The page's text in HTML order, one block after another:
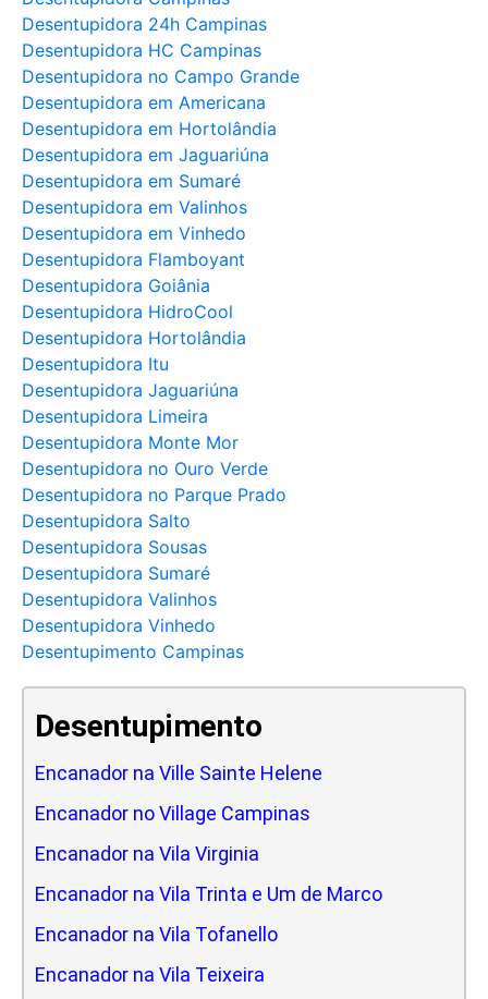
Desentupidora 24h Campinas
Desentupidora HC Campinas
Desentupidora no Campo Grande
Desentupidora em Americana
Desentupidora em Hortolândia
Desentupidora em Jaguariúna
Desentupidora em Sumaré
Desentupidora em Valinhos
Desentupidora em Vinhedo
Desentupidora Flamboyant
Desentupidora Goiânia
Desentupidora HidroCool
Desentupidora Hortolândia
Desentupidora Itu
Desentupidora Jaguariúna
Desentupidora Limeira
Desentupidora Monte Mor
Desentupidora no Ouro Verde
Desentupidora no Parque Prado
Desentupidora Salto
Desentupidora Sousas
Desentupidora Sumaré
Desentupidora Valinhos
Desentupidora Vinhedo
Desentupimento Campinas
Desentupimento
Encanador na Ville Sainte Helene
Encanador no Village Campinas
Encanador na Vila Virginia
Encanador na Vila Trinta e Um de Marco
Encanador na Vila Tofanello
Encanador na Vila Teixeira